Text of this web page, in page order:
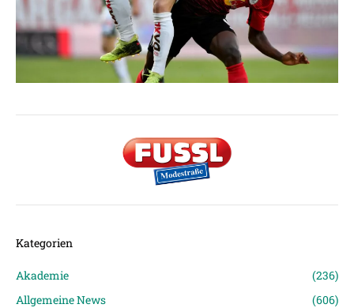
Kategorien
Akademie
(236)
Allgemeine News
(606)